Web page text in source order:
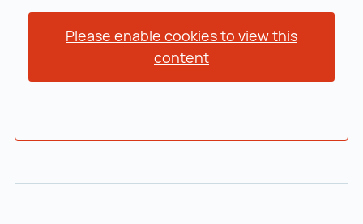
Please enable cookies to view this
content